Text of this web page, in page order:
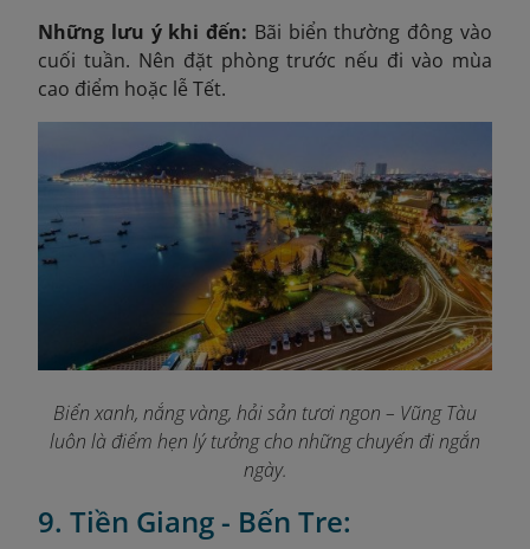
Những lưu ý khi đến: Bãi biển thường đông vào
cuối tuần. Nên đặt phòng trước nếu đi vào mùa
cao điểm hoặc lễ Tết.
Biển xanh, nắng vàng, hải sản tươi ngon – Vũng Tàu
luôn là điểm hẹn lý tưởng cho những chuyến đi ngắn
ngày.
9. Tiền Giang - Bến Tre: